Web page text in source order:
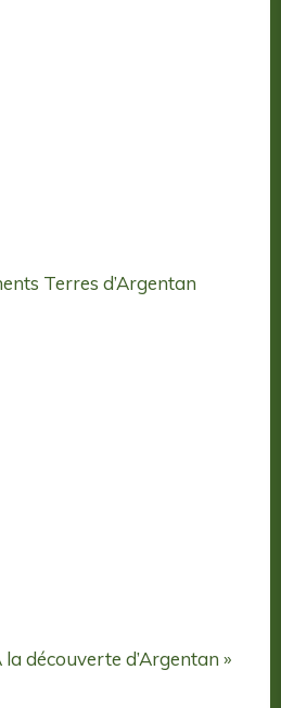
Terres d’Argentan
découverte d’Argentan »